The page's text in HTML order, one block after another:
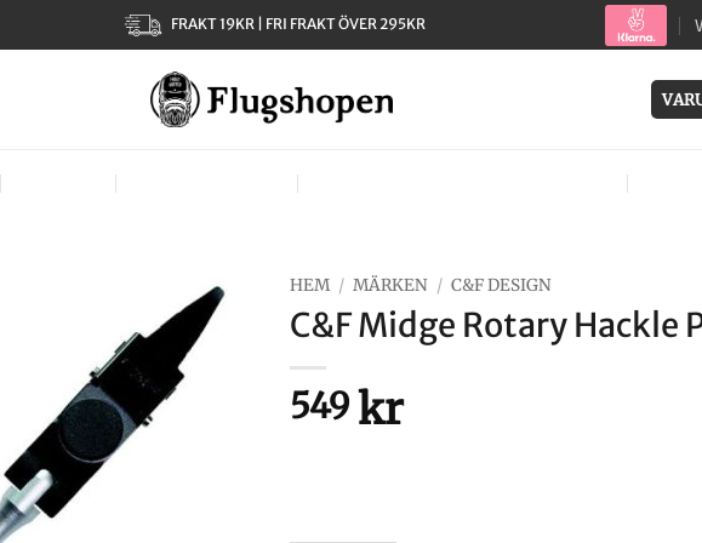
FRAKT 19KR | FRI FRAKT ÖVER 295KR
HEM / MÄRKEN / C&F DESIGN
C&F Midge Rotary Hackle
549kr